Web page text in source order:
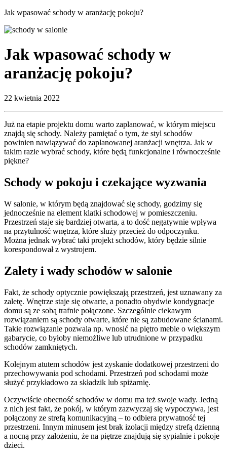
Jak wpasować schody w aranżację pokoju?
Jak wpasować schody w
aranżację pokoju?
22 kwietnia 2022
Już na etapie projektu domu warto zaplanować, w którym miejscu
znajdą się schody. Należy pamiętać o tym, że styl schodów
powinien nawiązywać do zaplanowanej aranżacji wnętrza. Jak w
takim razie wybrać schody, które będą funkcjonalne i równocześnie
piękne?
Schody w pokoju i czekające wyzwania
W salonie, w którym będą znajdować się schody, godzimy się
jednocześnie na element klatki schodowej w pomieszczeniu.
Przestrzeń staje się bardziej otwarta, a to dość negatywnie wpływa
na przytulność wnętrza, które służy przecież do odpoczynku.
Można jednak wybrać taki projekt schodów, który będzie silnie
korespondował z wystrojem.
Zalety i wady schodów w salonie
Fakt, że schody optycznie powiększają przestrzeń, jest uznawany za
zaletę. Wnętrze staje się otwarte, a ponadto obydwie kondygnacje
domu są ze sobą trafnie połączone. Szczególnie ciekawym
rozwiązaniem są schody otwarte, które nie są zabudowane ścianami.
Takie rozwiązanie pozwala np. wnosić na piętro meble o większym
gabarycie, co byłoby niemożliwe lub utrudnione w przypadku
schodów zamkniętych.
Kolejnym atutem schodów jest zyskanie dodatkowej przestrzeni do
przechowywania pod schodami. Przestrzeń pod schodami może
służyć przykładowo za składzik lub spiżarnię.
Oczywiście obecność schodów w domu ma też swoje wady. Jedną
z nich jest fakt, że pokój, w którym zazwyczaj się wypoczywa, jest
połączony ze strefą komunikacyjną – to odbiera prywatność tej
przestrzeni. Innym minusem jest brak izolacji między strefą dzienną
a nocną przy założeniu, że na piętrze znajdują się sypialnie i pokoje
dzieci.